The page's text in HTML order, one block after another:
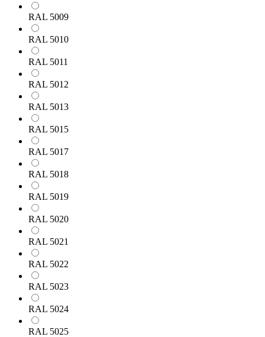
RAL 5009
RAL 5010
RAL 5011
RAL 5012
RAL 5013
RAL 5015
RAL 5017
RAL 5018
RAL 5019
RAL 5020
RAL 5021
RAL 5022
RAL 5023
RAL 5024
RAL 5025